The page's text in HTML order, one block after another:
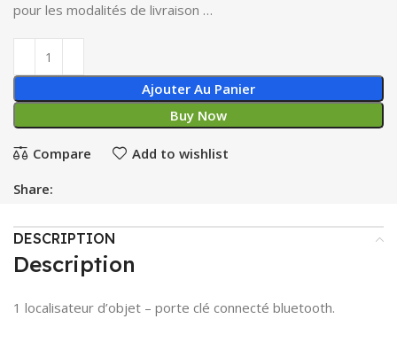
pour les modalités de livraison …
Ajouter Au Panier
Buy Now
Compare Add to wishlist
Share:
DESCRIPTION
Description
1 localisateur d’objet – porte clé connecté bluetooth.